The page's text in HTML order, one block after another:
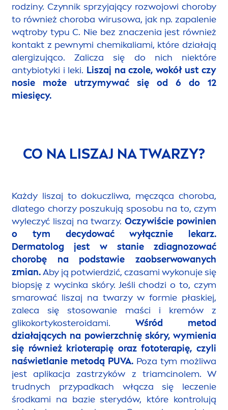
rodziny. Czynnik sprzyjający rozwojowi choroby
to również choroba wirusowa, jak np. zapalenie
wątroby typu C. Nie bez znaczenia jest również
kontakt z pewnymi chemikaliami, które działają
alergizująco. Zalicza się do nich niektóre
antybiotyki i leki. Liszaj na czole, wokół ust czy
nosie może utrzymywać się od 6 do 12
miesięcy.
CO NA LISZAJ NA TWARZY?
Każdy liszaj to dokuczliwa, męcząca choroba,
dlatego chorzy poszukują sposobu na to, czym
wyleczyć liszaj na twarzy.Oczywiście powinien
o tym decydować wyłącznie lekarz.
Dermatolog jest w stanie zdiagnozować
chorobę na podstawie zaobserwowanych
zmian.Aby ją potwierdzić, czasami wykonuje się
biopsję z wycinka skóry. Jeśli chodzi o to, czym
smarować liszaj na twarzy w formie płaskiej,
zaleca się stosowanie maści i kremów z
glikokortykosteroidami. Wśród metod
działających na powierzchnię skóry, wymienia
się również krioterapię oraz fototerapię, czyli
naświetlanie metodą PUVA. Poza tym możliwa
jest aplikacja zastrzyków z triamcinolem. W
trudnych przypadkach włącza się leczenie
środkami na bazie sterydów, które kontrolują